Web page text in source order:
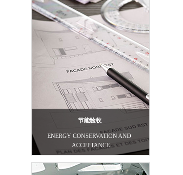
节能验收
ENERGY CONSERVATION AND
ACCEPTANCE